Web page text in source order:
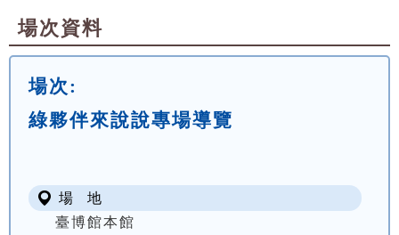
場次資料
場次:
綠夥伴來說說專場導覽
場 地
臺博館本館